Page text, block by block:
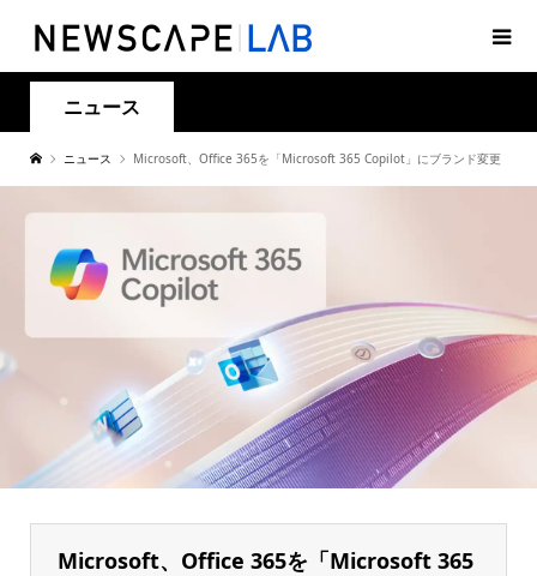
ニュース
ニュース Microsoft、Office 365を「Microsoft 365 Copilot」にブランド変更
Microsoft、Office 365を「Microsoft 365